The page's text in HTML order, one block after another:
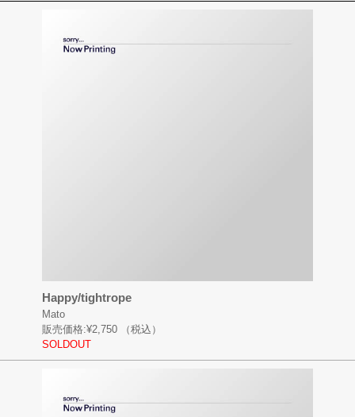
Happy/tightrope
Mato
販売価格:¥2,750
（税込）
SOLDOUT